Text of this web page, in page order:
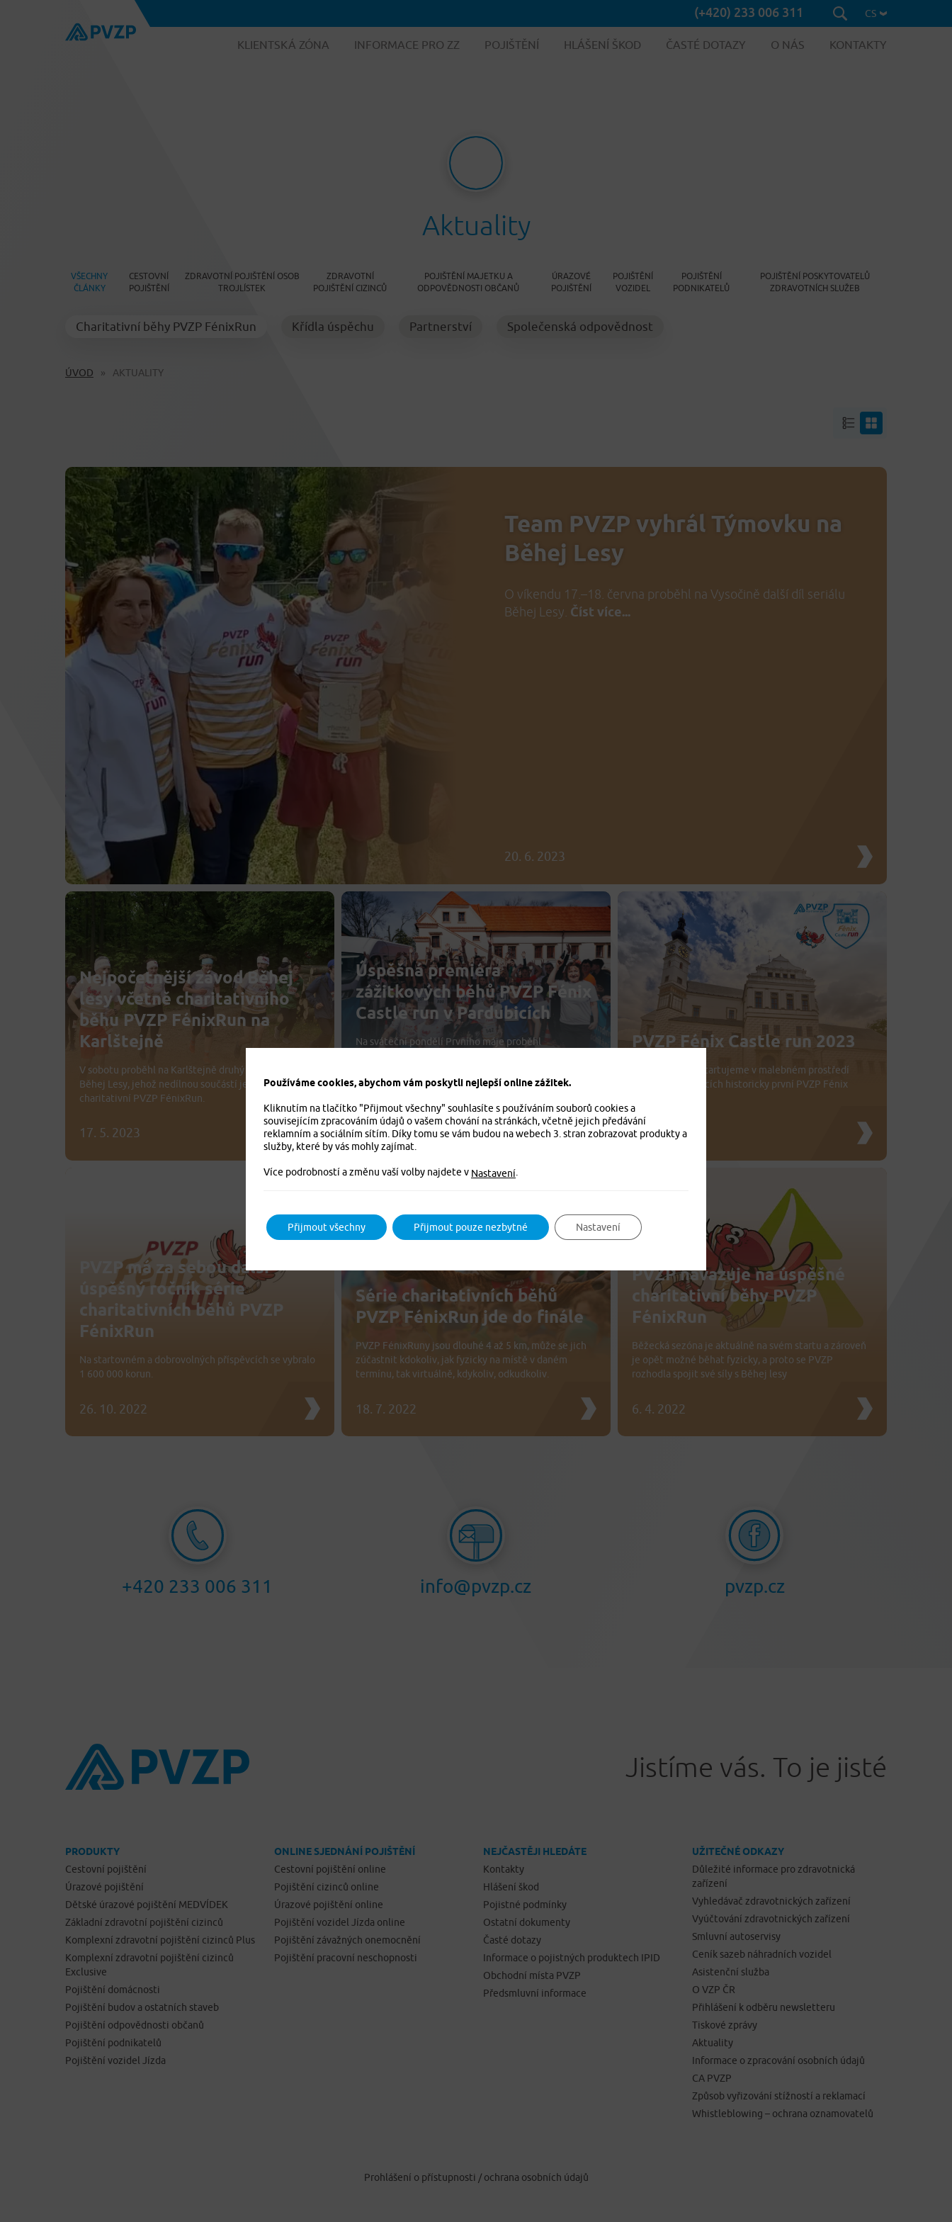
(+420) 233 006 311 CS
KLIENTSKÁ ZÓNA INFORMACE PRO ZZ POJIŠTĚNÍ HLÁŠENÍ ŠKOD ČASTÉ DOTAZY O NÁS KONTAKTY
Aktuality
VŠECHNY
ČLÁNKY
CESTOVNÍ
POJIŠTĚNÍ
ZDRAVOTNÍ POJIŠTĚNÍ OSOB
TROJLÍSTEK
ZDRAVOTNÍ
POJIŠTĚNÍ CIZINCŮ
POJIŠTĚNÍ MAJETKU A
ODPOVĚDNOSTI OBČANŮ
ÚRAZOVÉ
POJIŠTĚNÍ
POJIŠTĚNÍ
VOZIDEL
POJIŠTĚNÍ
PODNIKATELŮ
POJIŠTĚNÍ POSKYTOVATELŮ
ZDRAVOTNÍCH SLUŽEB
Charitativní běhy PVZP FénixRun Křídla úspěchu Partnerství Společenská odpovědnost
ÚVOD AKTUALITY
Team PVZP vyhrál Týmovku na
Běhej Lesy
O víkendu 17.–18. června proběhl na Vysočině další díl seriálu
Běhej Lesy. Číst více...
20. 6. 2023
Nejpočetnější závod Běhej
lesy včetně charitativního
běhu PVZP FénixRun na
Karlštejně
V sobotu proběhl na Karlštejně druhý letošní závod
Běhej Lesy, jehož nedílnou součástí je již tradičně i
charitativní PVZP FénixRun.
17. 5. 2023
Úspěšná premiéra
zážitkových běhů PVZP Fénix
Castle run v Pardubicích
Na sváteční pondělí Prvního máje proběhl
plný běžeckých závodů, včetně dětských a
4. 5. 2023
PVZP Fénix Castle run 2023
Už 1. května odstartujeme v malebném prostředí
zámku v Pardubicích historicky první PVZP Fénix
21. 4. 2023
PVZP má za sebou další
úspěšný ročník série
charitativních běhů PVZP
FénixRun
Na startovném a dobrovolných příspěvcích se vybralo
1 600 000 korun.
26. 10. 2022
Série charitativních běhů
PVZP FénixRun jde do finále
PVZP FénixRuny jsou dlouhé 4 až 5 km, může se jich
zúčastnit kdokoliv, jak fyzicky na místě v daném
termínu, tak virtuálně, kdykoliv, odkudkoliv.
18. 7. 2022
PVZP navazuje na úspěšné
charitativní běhy PVZP
FénixRun
Běžecká sezóna je aktuálně na svém startu a zároveň
je opět možné běhat fyzicky, a proto se PVZP
rozhodla spojit své síly s Běhej lesy
6. 4. 2022
+420 233 006 311 info@pvzp.cz pvzp.cz
Jistíme vás. To je jisté
PRODUKTY
Cestovní pojištění
Úrazové pojištění
Dětské úrazové pojištění MEDVÍDEK
Základní zdravotní pojištění cizinců
Komplexní zdravotní pojištění cizinců Plus
Komplexní zdravotní pojištění cizinců
Exclusive
Pojištění domácnosti
Pojištění budov a ostatních staveb
Pojištění odpovědnosti občanů
Pojištění podnikatelů
Pojištění vozidel Jízda
ONLINE SJEDNÁNÍ POJIŠTĚNÍ
Cestovní pojištění online
Pojištění cizinců online
Úrazové pojištění online
Pojištění vozidel Jízda online
Pojištění závažných onemocnění
Pojištění pracovní neschopnosti
NEJČASTĚJI HLEDÁTE
Kontakty
Hlášení škod
Pojistné podmínky
Ostatní dokumenty
Časté dotazy
Informace o pojistných produktech IPID
Obchodní místa PVZP
Předsmluvní informace
UŽITEČNÉ ODKAZY
Důležité informace pro zdravotnická
zařízení
Vyhledávač zdravotnických zařízení
Vyúčtování zdravotnických zařízení
Smluvní autoservisy
Ceník sazeb náhradních vozidel
Asistenční služba
O VZP ČR
Přihlášení k odběru newsletteru
Tiskové zprávy
Aktuality
Informace o zpracování osobních údajů
CA PVZP
Způsob vyřizování stížností a reklamací
Whistleblowing – ochrana oznamovatelů
Prohlášení o přístupnosti / ochrana osobních údajů
Používáme cookies, abychom vám poskytli nejlepší online zážitek.
Kliknutím na tlačítko "Přijmout všechny" souhlasíte s používáním souborů cookies a
souvisejícím zpracováním údajů o vašem chování na stránkách, včetně jejich předávání
reklamním a sociálním sítím. Díky tomu se vám budou na webech 3. stran zobrazovat produkty a
služby, které by vás mohly zajímat.
Více podrobností a změnu vaší volby najdete v Nastavení.
Přijmout všechny Přijmout pouze nezbytné Nastavení